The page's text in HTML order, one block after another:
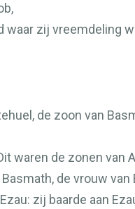
waar zij vreemdeling
de zoon van
waren de zonen van
de vrouw van
zij baarde aan